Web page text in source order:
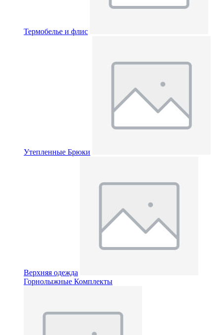
Термобелье и флис
Утепленные Брюки
Верхняя одежда
Горнолыжные Комплекты